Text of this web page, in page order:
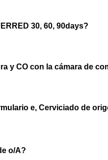
30, 60, 90days?
y CO con la cámara de
e, Cerviciado de
o/A?